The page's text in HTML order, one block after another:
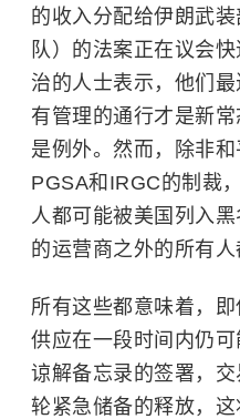
的收入分配给伊朗武
队）的法案正在议会
治的人士表示，他们
有管理的通行才是新
是例外。然而，除非
PGSA和IRGC的制裁
人都可能被美国列入
的运营商之外的所有人
所有这些都意味着，即
供应在一段时间内仍
谅解备忘录的签署，
轮紧急储备的释放，